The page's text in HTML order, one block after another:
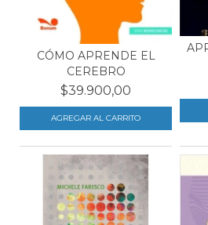
CÓMO APRENDE EL
CEREBRO
$39.900,00